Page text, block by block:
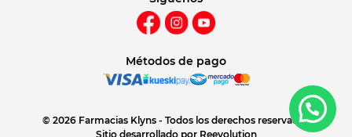
Métodos de pago
© 2026 Farmacias Klyns - Todos los derechos reservados
Sitio desarrollado por Reevolution